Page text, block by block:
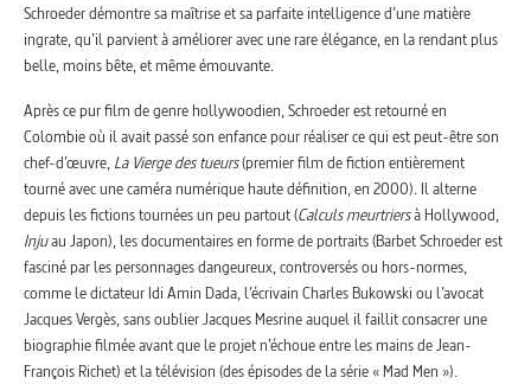
Schroeder démontre sa maîtrise et sa parfaite intelligence d’une matière
ingrate, qu’il parvient à améliorer avec une rare élégance, en la rendant plus
belle, moins bête, et même émouvante.
Après ce pur film de genre hollywoodien, Schroeder est retourné en
Colombie où il avait passé son enfance pour réaliser ce qui est peut-être son
chef-d’œuvre, La Vierge des tueurs(premier film de fiction entièrement
tourné avec une caméra numérique haute définition, en 2000). Il alterne
depuis les fictions tournées un peu partout (Calculs meurtriersà Hollywood,
Injuau Japon), les documentaires en forme de portraits (Barbet Schroeder est
fasciné par les personnages dangeureux, controversés ou hors-normes,
comme le dictateur Idi Amin Dada, l’écrivain Charles Bukowski ou l’avocat
Jacques Vergès, sans oublier Jacques Mesrine auquel il faillit consacrer une
biographie filmée avant que le projet n’échoue entre les mains de Jean-
François Richet) et la télévision (des épisodes de la série « Mad Men »).